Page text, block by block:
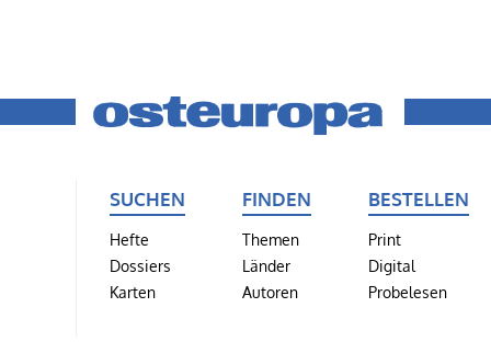
SUCHEN
Hefte
Dossiers
Karten
FINDEN
Themen
Länder
Autoren
BESTELLEN
Print
Digital
Probelesen